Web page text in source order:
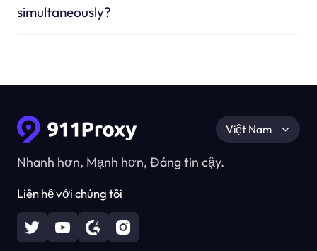
simultaneously?
Nhanh hơn, Mạnh hơn, Đáng tin cậy.
Liên hệ với chúng tôi
Việt Nam